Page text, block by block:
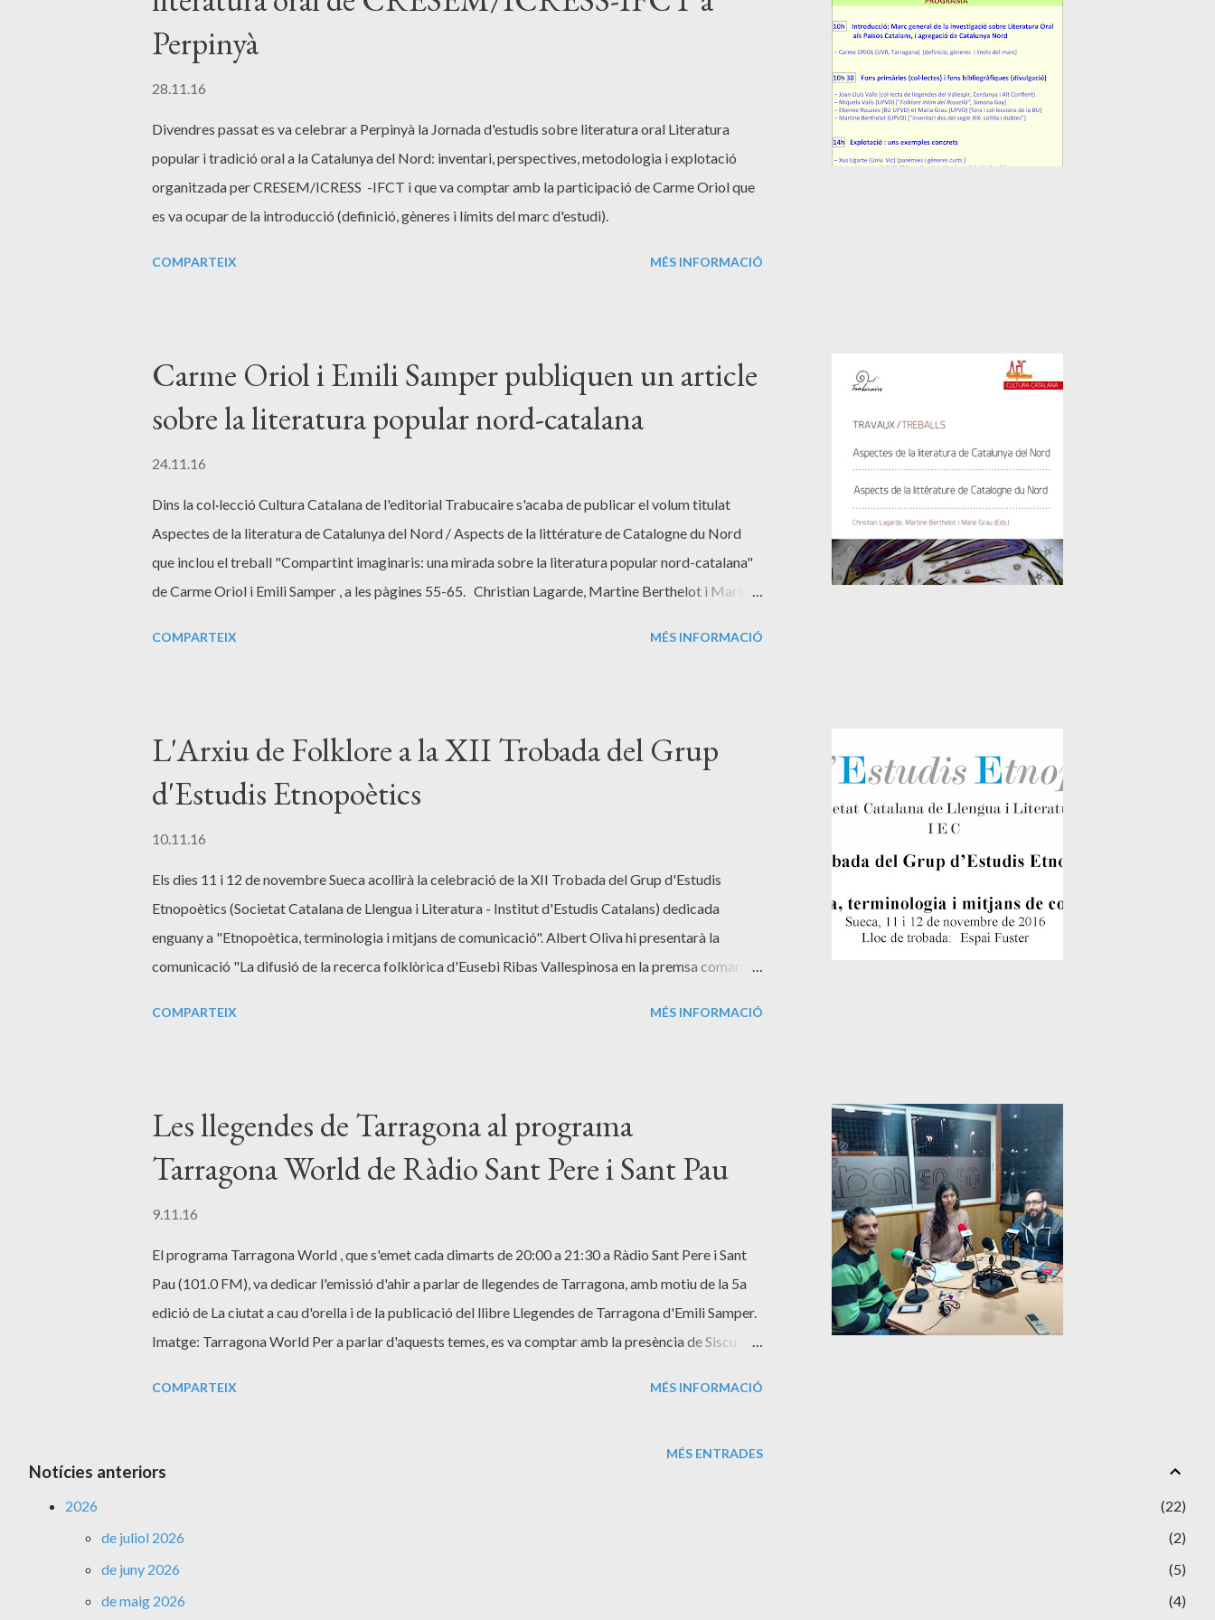
Perpinyà
28.11.16
Divendres passat es va celebrar a Perpinyà la Jornada d'estudis sobre literatura oral Literatura
popular i tradició oral a la Catalunya del Nord: inventari, perspectives, metodologia i explotació
organitzada per CRESEM/ICRESS -IFCT i que va comptar amb la participació de Carme Oriol que
es va ocupar de la introducció (definició, gèneres i límits del marc d'estudi).
COMPARTEIX MÉS INFORMACIÓ
Carme Oriol i Emili Samper publiquen un article
sobre la literatura popular nord-catalana
24.11.16
Dins la col·lecció Cultura Catalana de l'editorial Trabucaire s'acaba de publicar el volum titulat
Aspectes de la literatura de Catalunya del Nord / Aspects de la littérature de Catalogne du Nord
que inclou el treball "Compartint imaginaris: una mirada sobre la literatura popular nord-catalana"
de Carme Oriol i Emili Samper , a les pàgines 55-65. Christian Lagarde, Martine Berthelot i Marie
semblança de la producció literària de la majoria de les grans figures contemporànies. Nous offrons
ici au lecteur une vision panoramique inédite de la ...
COMPARTEIX MÉS INFORMACIÓ
L'Arxiu de Folklore a la XII Trobada del Grup
d'Estudis Etnopoètics
10.11.16
Els dies 11 i 12 de novembre Sueca acollirà la celebració de la XII Trobada del Grup d'Estudis
Etnopoètics (Societat Catalana de Llengua i Literatura - Institut d'Estudis Catalans) dedicada
enguany a "Etnopoètica, terminologia i mitjans de comunicació". Albert Oliva hi presentarà la
comunicació "La difusió de la recerca folklòrica d'Eusebi Ribas Vallespinosa en la premsa comarcal
Gomis i Mestre (1841-1915) . Calaceit: Carrutxa, 2015. Tota la informació sobre la trobada es pot
consultar a la pàgina del GEE: http://blogs.iec.cat/gee/ ...
COMPARTEIX MÉS INFORMACIÓ
Les llegendes de Tarragona al programa
Tarragona World de Ràdio Sant Pere i Sant Pau
9.11.16
El programa Tarragona World , que s'emet cada dimarts de 20:00 a 21:30 a Ràdio Sant Pere i Sant
Pau (101.0 FM), va dedicar l'emissió d'ahir a parlar de llegendes de Tarragona, amb motiu de la 5a
edició de La ciutat a cau d'orella i de la publicació del llibre Llegendes de Tarragona d'Emili Samper.
Imatge: Tarragona World Per a parlar d'aquests temes, es va comptar amb la presència de Siscu
COMPARTEIX MÉS INFORMACIÓ
MÉS ENTRADES
Notícies anteriors
2026
22
de juliol 2026
2
de juny 2026
5
de maig 2026
4